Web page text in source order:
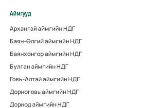
Аймгууд
Архангай аймгийн НДГ
Баян-Өлгий аймгийн НДГ
Баянхонгор аймгийн НДГ
Булган аймгийн НДГ
Говь-Алтай аймгийн НДГ
Дорноговь аймгийн НДГ
Дорнод аймгийн НДГ